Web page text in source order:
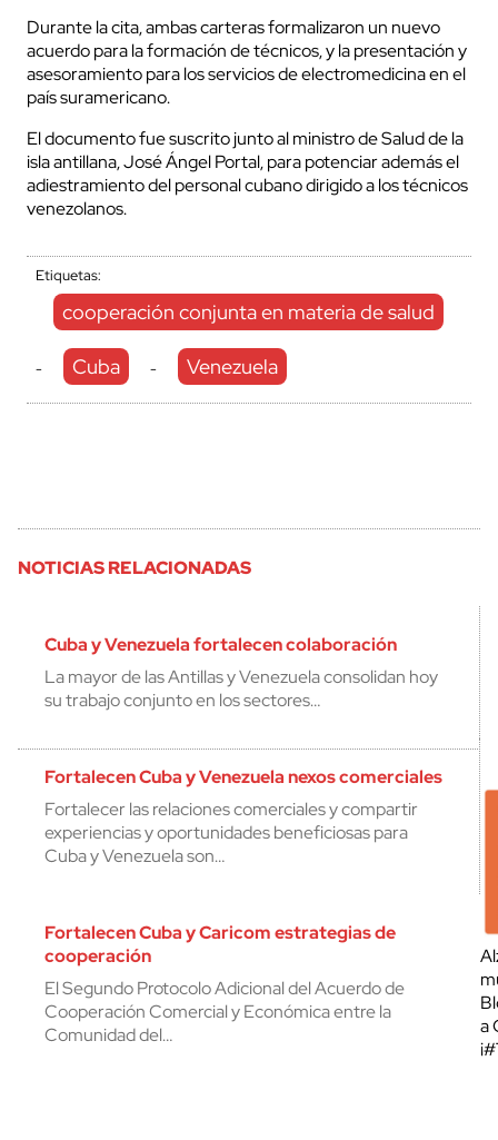
Durante la cita, ambas carteras formalizaron un nuevo
acuerdo para la formación de técnicos, y la presentación y
asesoramiento para los servicios de electromedicina en el
país suramericano.
El documento fue suscrito junto al ministro de Salud de la
isla antillana, José Ángel Portal, para potenciar además el
adiestramiento del personal cubano dirigido a los técnicos
venezolanos.
Etiquetas:
cooperación conjunta en materia de salud
- Cuba - Venezuela
NOTICIAS RELACIONADAS
Cuba y Venezuela fortalecen colaboración
La mayor de las Antillas y Venezuela consolidan hoy
su trabajo conjunto en los sectores…
Fortalecen Cuba y Venezuela nexos comerciales
Fortalecer las relaciones comerciales y compartir
experiencias y oportunidades beneficiosas para
Cuba y Venezuela son…
Fortalecen Cuba y Caricom estrategias de
cooperación
El Segundo Protocolo Adicional del Acuerdo de
Cooperación Comercial y Económica entre la
Comunidad del…
a